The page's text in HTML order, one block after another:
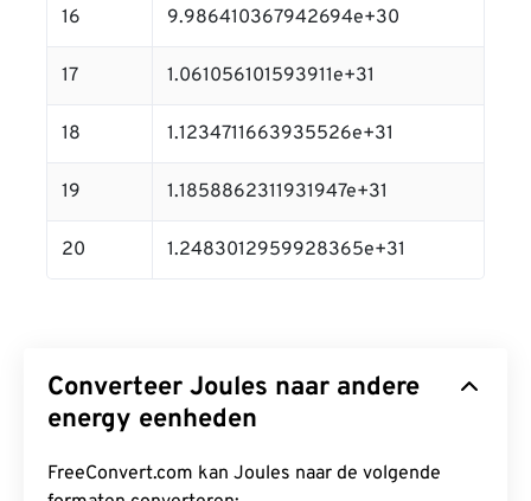
16 9.986410367942694e+30
17 1.061056101593911e+31
18 1.1234711663935526e+31
19 1.1858862311931947e+31
20 1.2483012959928365e+31
Converteer Joules naar andere
energy eenheden
FreeConvert.com kan Joules naar de volgende